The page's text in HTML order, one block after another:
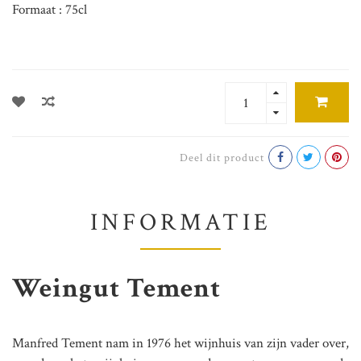
Formaat : 75cl
Deel dit product
INFORMATIE
Weingut Tement
Manfred Tement nam in 1976 het wijnhuis van zijn vader over,